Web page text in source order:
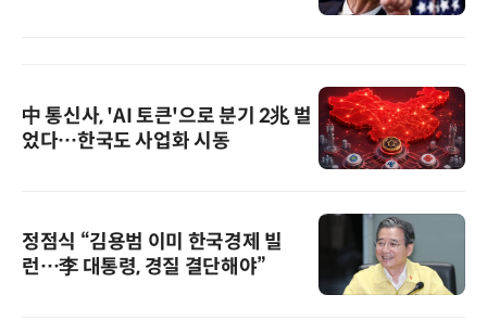
中 통신사, 'AI 토큰'으로 분기 2兆 벌
었다…한국도 사업화 시동
정점식 “김용범 이미 한국경제 빌
런…李 대통령, 경질 결단해야”